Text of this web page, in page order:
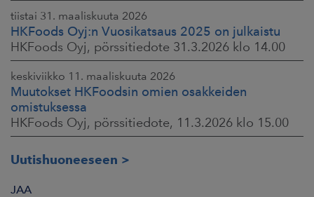
tiistai 31. maaliskuuta 2026
HKFoods Oyj:n Vuosikatsaus 2025 on julkaistu
HKFoods Oyj, pörssitiedote 31.3.2026 klo 14.00
keskiviikko 11. maaliskuuta 2026
Muutokset HKFoodsin omien osakkeiden
omistuksessa
HKFoods Oyj, pörssitiedote, 11.3.2026 klo 15.00
Uutishuoneeseen
JAA